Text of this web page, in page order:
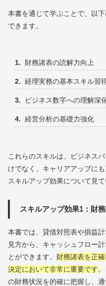
本書を通じて学ぶことで、以
できます。
財務諸表の読解力向上
経理実務の基本スキル習
ビジネス数字への理解深
経営分析の基礎力強化
これらのスキルは、ビジネス
けでなく、キャリアアップに
スキルアップ効果について見て
スキルアップ効果1：財
本書では、貸借対照表や損益
見方から、キャッシュフロー
とができます。 財務諸表を正
決定において非常に重要です
の財務状況を的確に把握し、